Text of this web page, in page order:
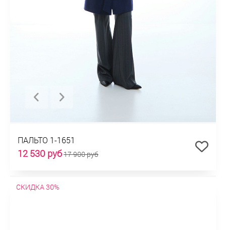
ПАЛЬТО 1-1651
12 530 руб17 900 руб
СКИДКА 30%